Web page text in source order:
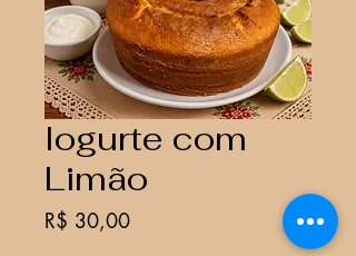
Iogurte com
Limão
R$ 30,00Preço